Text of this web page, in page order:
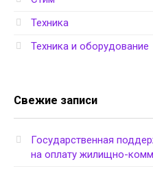
Техника
Техника и оборудование
Свежие записи
Государственная
на оплату жилищно-